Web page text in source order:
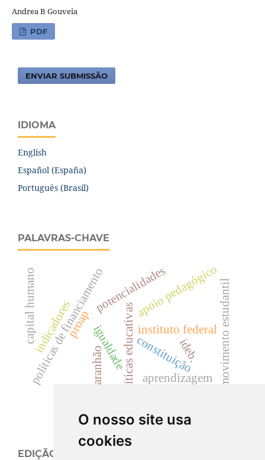
O nosso site usa
cookies
Andrea B Gouveia
PDF
ENVIAR SUBMISSÃO
IDIOMA
English
Español (España)
Português (Brasil)
PALAVRAS-CHAVE
políticas educativas
igualdade instituto federal
proap
políticas de financiamento constituição
indicadores movimento estudantil
potencialidadesapoio pedagógico
aprendizagem
capital humano
ideb.
maranhão
EDIÇÃO ATUAL